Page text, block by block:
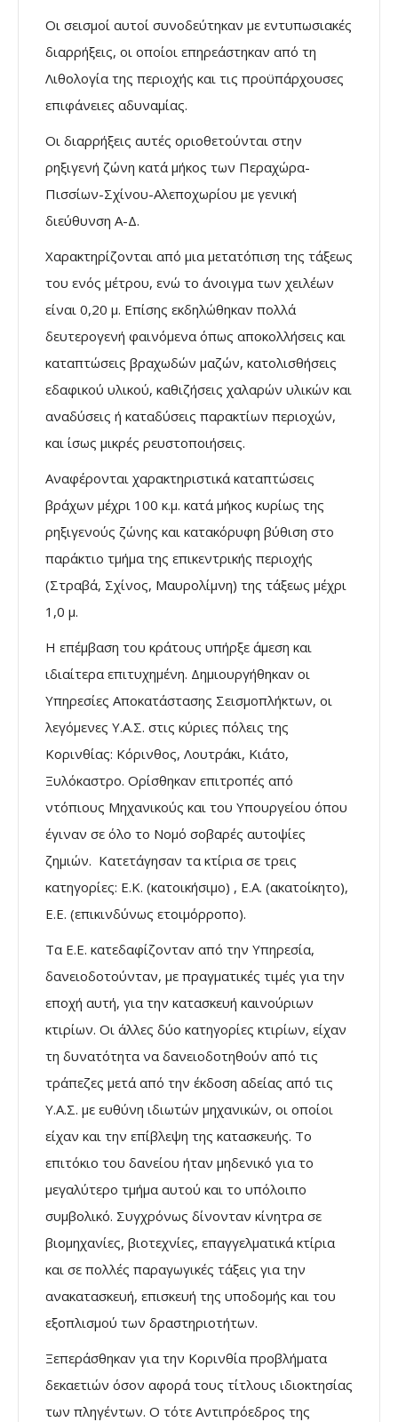
Οι σεισμοί αυτοί συνοδεύτηκαν με εντυπωσιακές
διαρρήξεις, οι οποίοι επηρεάστηκαν από τη
Λιθολογία της περιοχής και τις προϋπάρχουσες
επιφάνειες αδυναμίας.
Οι διαρρήξεις αυτές οριοθετούνται στην
ρηξιγενή ζώνη κατά μήκος των Περαχώρα-
Πισσίων-Σχίνου-Αλεποχωρίου με γενική
διεύθυνση Α-Δ.
Χαρακτηρίζονται από μια μετατόπιση της τάξεως
του ενός μέτρου, ενώ το άνοιγμα των χειλέων
είναι 0,20 μ. Επίσης εκδηλώθηκαν πολλά
δευτερογενή φαινόμενα όπως αποκολλήσεις και
καταπτώσεις βραχωδών μαζών, κατολισθήσεις
εδαφικού υλικού, καθιζήσεις χαλαρών υλικών και
αναδύσεις ή καταδύσεις παρακτίων περιοχών,
και ίσως μικρές ρευστοποιήσεις.
Αναφέρονται χαρακτηριστικά καταπτώσεις
βράχων μέχρι 100 κ.μ. κατά μήκος κυρίως της
ρηξιγενούς ζώνης και κατακόρυφη βύθιση στο
παράκτιο τμήμα της επικεντρικής περιοχής
(Στραβά, Σχίνος, Μαυρολίμνη) της τάξεως μέχρι
1,0 μ.
Η επέμβαση του κράτους υπήρξε άμεση και
ιδιαίτερα επιτυχημένη. Δημιουργήθηκαν οι
Υπηρεσίες Αποκατάστασης Σεισμοπλήκτων, οι
λεγόμενες Υ.Α.Σ. στις κύριες πόλεις της
Κορινθίας: Κόρινθος, Λουτράκι, Κιάτο,
Ξυλόκαστρο. Ορίσθηκαν επιτροπές από
ντόπιους Μηχανικούς και του Υπουργείου όπου
έγιναν σε όλο το Νομό σοβαρές αυτοψίες
ζημιών. Κατετάγησαν τα κτίρια σε τρεις
κατηγορίες: Ε.Κ. (κατοικήσιμο) , Ε.Α. (ακατοίκητο),
Ε.Ε. (επικινδύνως ετοιμόρροπο).
Τα Ε.Ε. κατεδαφίζονταν από την Υπηρεσία,
δανειοδοτούνταν, με πραγματικές τιμές για την
εποχή αυτή, για την κατασκευή καινούριων
κτιρίων. Οι άλλες δύο κατηγορίες κτιρίων, είχαν
τη δυνατότητα να δανειοδοτηθούν από τις
τράπεζες μετά από την έκδοση αδείας από τις
Υ.Α.Σ. με ευθύνη ιδιωτών μηχανικών, οι οποίοι
είχαν και την επίβλεψη της κατασκευής. Το
επιτόκιο του δανείου ήταν μηδενικό για το
μεγαλύτερο τμήμα αυτού και το υπόλοιπο
συμβολικό. Συγχρόνως δίνονταν κίνητρα σε
βιομηχανίες, βιοτεχνίες, επαγγελματικά κτίρια
και σε πολλές παραγωγικές τάξεις για την
ανακατασκευή, επισκευή της υποδομής και του
εξοπλισμού των δραστηριοτήτων.
Ξεπεράσθηκαν για την Κορινθία προβλήματα
δεκαετιών όσον αφορά τους τίτλους ιδιοκτησίας
των πληγέντων. Ο τότε Αντιπρόεδρος της